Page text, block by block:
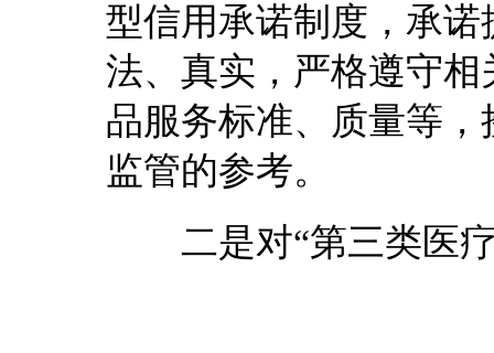
型信用承诺制度，承
法、真实，严格遵守
品服务标准、质量等
监管的参考。
二是对“第三类医疗